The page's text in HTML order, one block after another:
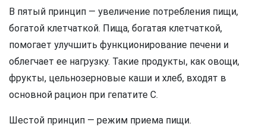
В пятый принцип — увеличение потребления пищи,
богатой клетчаткой. Пища, богатая клетчаткой,
помогает улучшить функционирование печени и
облегчает ее нагрузку. Такие продукты, как овощи,
фрукты, цельнозерновые каши и хлеб, входят в
основной рацион при гепатите C.
Шестой принцип — режим приема пищи.